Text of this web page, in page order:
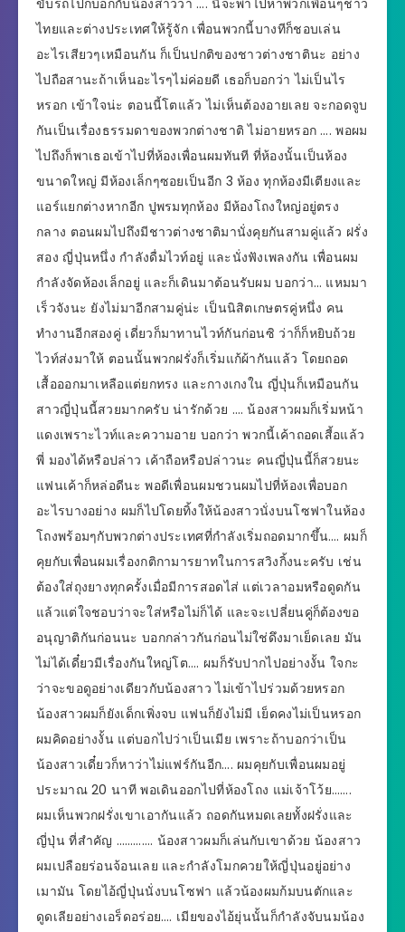
ขับรถไปก็บอกกับน้องสาวว่า …. นี่จะพาไปหาพวกเพื่อนๆชาว
ไทยและต่างประเทศให้รู้จัก เพื่อนพวกนี้บางทีก็ชอบเล่น
อะไรเสียวๆเหมือนกัน ก็เป็นปกติของชาวต่างชาตินะ อย่าง
ไปถือสานะถ้าเห็นอะไรๆไม่ค่อยดี เธอก็บอกว่า ไม่เป็นไร
หรอก เข้าใจน่ะ ตอนนี้โตแล้ว ไม่เห็นต้องอายเลย จะกอดจูบ
กันเป็นเรื่องธรรมดาของพวกต่างชาติ ไม่อายหรอก …. พอผม
ไปถึงก็พาเธอเข้าไปที่ห้องเพื่อนผมทันที ที่ห้องนั้นเป็นห้อง
ขนาดใหญ่ มีห้องเล็กๆซอยเป็นอีก 3 ห้อง ทุกห้องมีเตียงและ
แอร์แยกต่างหากอีก ปูพรมทุกห้อง มีห้องโถงใหญ่อยู่ตรง
กลาง ตอนผมไปถึงมีชาวต่างชาติมานั่งคุยกันสามคู่แล้ว ฝรั่ง
สอง ญี่ปุ่นหนึ่ง กำลังดื่มไวท์อยู่ และนั่งฟังเพลงกัน เพื่อนผม
กำลังจัดห้องเล็กอยู่ และก็เดินมาต้อนรับผม บอกว่า… แหมมา
เร็วจังนะ ยังไม่มาอีกสามคู่น่ะ เป็นนิสิตเกษตรคู่หนึ่ง คน
ทำงานอีกสองคู่ เดี่ยวก็มาทานไวท์กันก่อนซิ ว่าก็ก็หยิบถ้วย
ไวท์ส่งมาให้ ตอนนั้นพวกฝรั่งก็เริ่มแก้ผ้ากันแล้ว โดยถอด
เสื้อออกมาเหลือแต่ยกทรง และกางเกงใน ญี่ปุ่นก็เหมือนกัน
สาวญี่ปุ่นนี้สวยมากครับ น่ารักด้วย …. น้องสาวผมก็เริ่มหน้า
แดงเพราะไวท์และความอาย บอกว่า พวกนี้เค้าถอดเสี้อแล้ว
พี่ มองได้หรือปล่าว เค้าถือหรือปล่าวนะ คนญี่ปุ่นนี้ก็สวยนะ
แฟนเค้าก็หล่อดีนะ พอดีเพื่อนผมชวนผมไปที่ห้องเพื่อบอก
อะไรบางอย่าง ผมก็ไปโดยทิ้งให้น้องสาวนั่งบนโซฟาในห้อง
โถงพร้อมๆกับพวกต่างประเทศที่กำลังเริ่มถอดมากขึ้น…. ผมก็
คุยกับเพื่อนผมเรื่องกติกามารยาทในการสวิงกิ้งนะครับ เช่น
ต้องใส่ถุงยางทุกครั้งเมื่อมีการสอดไส่ แต่เวลาอมหรือดูดกัน
แล้วแต่ใจชอบว่าจะใส่หรือไม่ก็ได้ และจะเปลี่ยนคู่ก็ต้องขอ
อนุญาติกันก่อนนะ บอกกล่าวกันก่อนไม่ใช่ดึงมาเย็ดเลย มัน
ไม่ได้เดี๋ยวมีเรื่องกันใหญ่โต…. ผมก็รับปากไปอย่างงั้น ใจกะ
ว่าจะขอดูอย่างเดียวกับน้องสาว ไม่เข้าไปร่วมด้วยหรอก
น้องสาวผมก็ยังเด็กเพิ่งจบ แฟนก็ยังไม่มี เย็ดคงไม่เป็นหรอก
ผมคิดอย่างงั้น แต่บอกไปว่าเป็นเมีย เพราะถ้าบอกว่าเป็น
น้องสาวเดี๋ยวก็หาว่าไม่แฟร์กันอีก…. ผมคุยกับเพื่อนผมอยู่
ประมาณ 20 นาที พอเดินออกไปที่ห้องโถง แม่เจ้าโว้ย…….
ผมเห็นพวกฝรั่งเขาเอากันแล้ว ถอดกันหมดเลยทั้งฝรั่งและ
ญี่ปุ่น ที่สำคัญ …………. น้องสาวผมก็เล่นกับเขาด้วย น้องสาว
ผมเปลือยร่อนจ้อนเลย และกำลังโมกควยให้ญี่ปุ่นอยู่อย่าง
เมามัน โดยไอ้ญี่ปุ่นนั่งบนโซฟา แล้วน้องผมก้มบนตักและ
ดูดเลียอย่างเอร็ดอร่อย…. เมียของไอ้ยุ่นนั้นก็กำลังจับนมน้อง